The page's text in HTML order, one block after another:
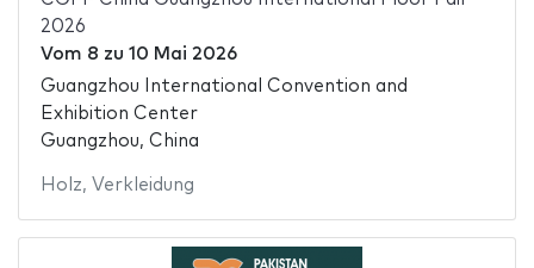
2026
Vom 8 zu 10 Mai 2026
Guangzhou International Convention and
Exhibition Center
Guangzhou, China
Holz, Verkleidung